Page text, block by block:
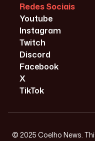
Redes Sociais
Youtube
Instagram
Twitch
Discord
Facebook
X
TikTok
© 2025 Coelho News.